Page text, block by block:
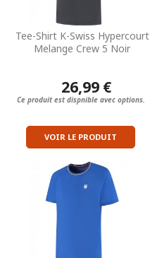
Tee-Shirt K-Swiss Hypercourt
Melange Crew 5 Noir
26,99 €
Ce produit est dispnible avec options.
VOIR LE PRODUIT